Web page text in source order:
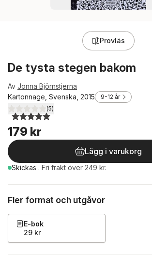
Provläs
De tysta stegen bakom
Av Jonna Björnstjerna
Kartonnage, Svenska, 2015
9-12 år
5,0utav 5 stjärnor. Totalt antal röster:
(5)
179 kr
Lägg i varukorg
Skickas . Fri frakt över 249 kr.
Fler format och utgåvor
E-bok
29 kr